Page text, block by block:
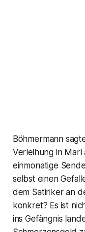
Böhmermann
Verleihung in
einmonatige
selbst einen
dem Satiriker an
konkret? Es ist
ins Gefängnis